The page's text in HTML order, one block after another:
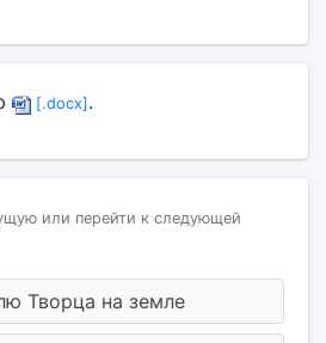
[.docx] .
или перейти к следующей
Творца на земле